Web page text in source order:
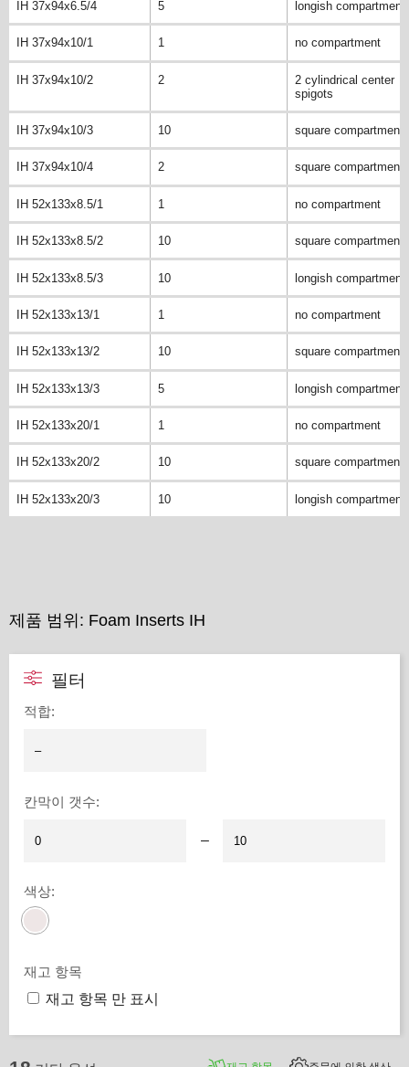
IH 37x94x6.5/4 5 longish
IH 37x94x10/1 1 no compartment
IH 37x94x10/2 2
2 cylindrical center
spigots
IH 37x94x10/3 10 square compartments
IH 37x94x10/4 2 square compartments
IH 52x133x8.5/1 1 no compartment
IH 52x133x8.5/2 10 square compartments
IH 52x133x8.5/3 10 longish
IH 52x133x13/1 1 no compartment
IH 52x133x13/2 10 square compartments
IH 52x133x13/3 5 longish
IH 52x133x20/1 1 no compartment
IH 52x133x20/2 10 square compartments
IH 52x133x20/3 10 longish
제품 범위: Foam Inserts IH
필터
적합:
칸막이 갯수:
–
색상:
재고 항목
재고 항목 만 표시